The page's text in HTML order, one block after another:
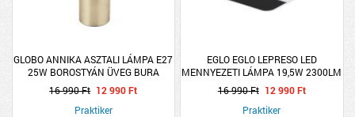
GLOBO ANNIKA ASZTALI LÁMPA E27
25W BOROSTYÁN ÜVEG BURA
ÁTMÉRŐ:9CM, HOSSZÚSÁG:30CM
16 990 Ft 12 990 Ft
Praktiker
EGLO EGLO LEPRESO LED
MENNYEZETI LÁMPA 19,5W 2300LM
3000K IP20 38,5X38,5CM
FEKETE/FEHÉR
16 990 Ft 12 990 Ft
Praktiker